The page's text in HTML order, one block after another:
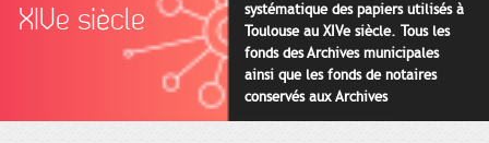
XIVe siècle
systématique des papiers utilisés à
Toulouse au XIVe siècle. Tous les
fonds des Archives municipales
ainsi que les fonds de notaires
conservés aux Archives
départementales pour cette